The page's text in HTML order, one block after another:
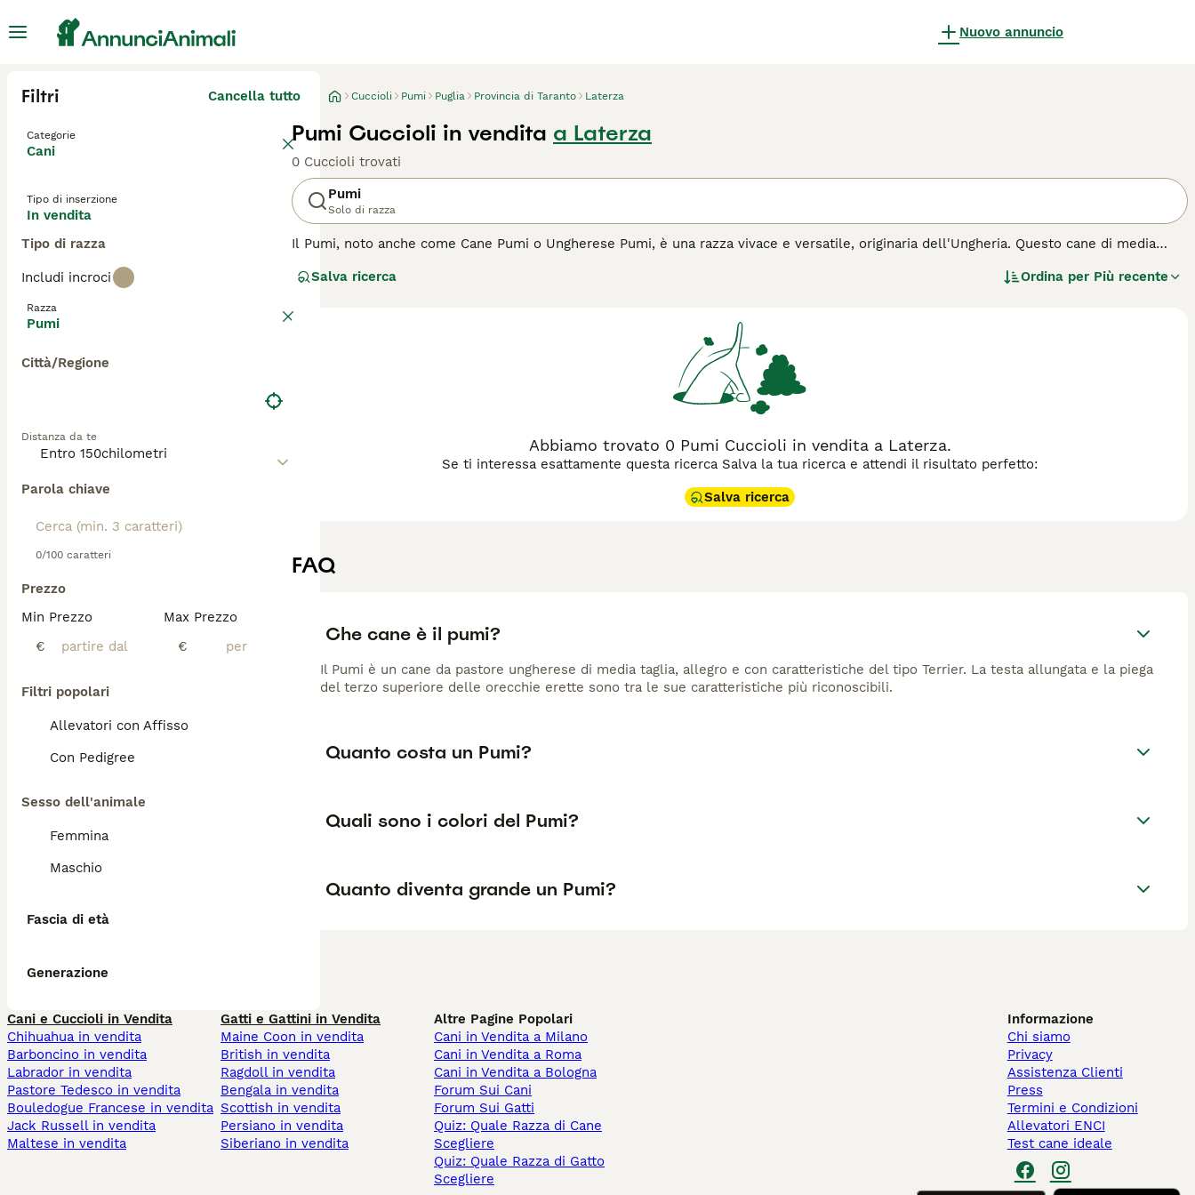
Nuovo annuncio
Filtri Cancella tutto
Categorie
Cani
Tipo di inserzione
In vendita
Tipo di razza
Includi incroci
Razza
Pumi
Città/Regione
Distanza da te
Parola chiave
0/100 caratteri
Prezzo
Min Prezzo
€
Max Prezzo
€
Filtri popolari
Allevatori con Affisso
Con Pedigree
Sesso dell'animale
Femmina
Maschio
Fascia di età
Generazione
Cuccioli Pumi Puglia Provincia di Taranto Laterza
Pumi Cuccioli in vendita a Laterza
0 Cuccioli trovati
Pumi
Solo di razza
Il Pumi, noto anche come Cane Pumi o Ungherese Pumi, è una razza vivace e versatile, originaria dell'Ungheria. Questo cane di media
grande intelligenza e energia, il Pumi è stato tradizionalmente utilizzato per la conduzione del bestiame, dimostrandosi eccellente anche
estranei. Richiede esercizio regolare e stimolazione mentale per essere felice. Adatto a proprietari attivi che possono dedicargli tempo e
Per scoprire se il Pumi è il cane giusto per te, leggi la guida all'acquisto per questa razza.
Salva ricerca Ordina per Più recente
Abbiamo trovato 0 Pumi Cuccioli in vendita a Laterza.
Se ti interessa esattamente questa ricerca Salva la tua ricerca e attendi il risultato perfetto:
Salva ricerca
FAQ
Che cane è il pumi?
Il Pumi è un cane da pastore ungherese di media taglia, allegro e con caratteristiche del tipo Terrier. La testa allungata e la piega
del terzo superiore delle orecchie erette sono tra le sue caratteristiche più riconoscibili.
Quanto costa un Pumi?
Quali sono i colori del Pumi?
Quanto diventa grande un Pumi?
Cani e Cuccioli in Vendita
Chihuahua in vendita
Barboncino in vendita
Labrador in vendita
Pastore Tedesco in vendita
Bouledogue Francese in vendita
Jack Russell in vendita
Maltese in vendita
Gatti e Gattini in Vendita
Maine Coon in vendita
British in vendita
Ragdoll in vendita
Bengala in vendita
Scottish in vendita
Persiano in vendita
Siberiano in vendita
Altre Pagine Popolari
Cani in Vendita a Milano
Cani in Vendita a Roma
Cani in Vendita a Bologna
Forum Sui Cani
Forum Sui Gatti
Quiz: Quale Razza di Cane
Scegliere
Quiz: Quale Razza di Gatto
Scegliere
Informazione
Chi siamo
Privacy
Assistenza Clienti
Press
Termini e Condizioni
Allevatori ENCI
Test cane ideale